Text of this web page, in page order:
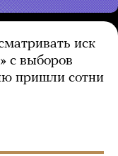
иск
с выборов
пришли сотни